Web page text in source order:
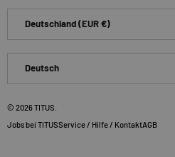
Deutschland (EUR €)
Deutsch
© 2026TITUS
Jobs bei TITUSService / Hilfe / KontaktAGB